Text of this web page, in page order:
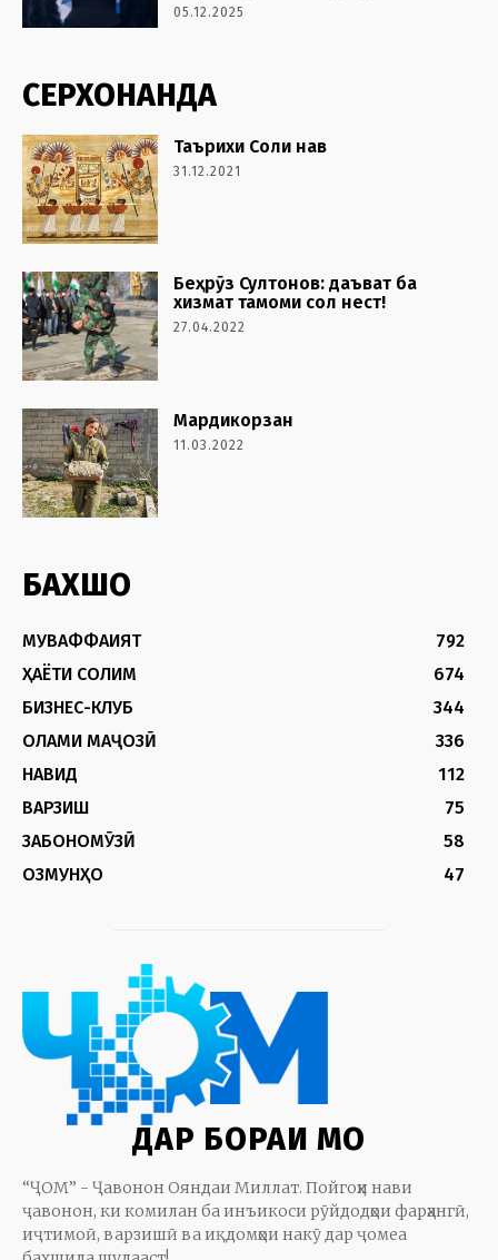
05.12.2025
СЕРХОНАНДА
Таърихи Соли нав
31.12.2021
Беҳрӯз Султонов: даъват ба
хизмат тамоми сол нест!
27.04.2022
Мардикорзан
11.03.2022
БАХШҲО
МУВАФФАҚИЯТ
792
ҲАЁТИ СОЛИМ
674
БИЗНЕС-КЛУБ
344
ОЛАМИ МАҶОЗӢ
336
НАВИД
112
ВАРЗИШ
75
ЗАБОНОМӮЗӢ
58
ОЗМУНҲО
47
ДАР БОРАИ МО
“ҶОМ” - Ҷавонон Ояндаи Миллат. Пойгоҳи нави
ҷавонон, ки комилан ба инъикоси рӯйдодҳои фарҳангӣ,
иҷтимоӣ, варзишӣ ва иқдомҳои накӯ дар ҷомеа